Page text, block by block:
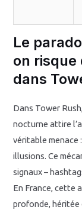
Le
on risque
dans
Dans Tower
nocturne attire
véritable menace
illusions. Ce
signaux –
En France, cette
profonde, héritée